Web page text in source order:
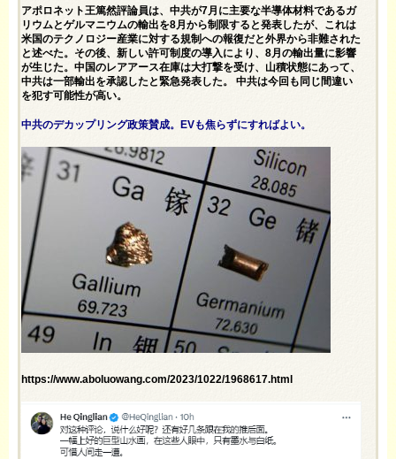
アポロネット王篤然評論員は、中共が7月に主要な半導体材料であるガ
リウムとゲルマニウムの輸出を8月から制限すると発表したが、これは
米国のテクノロジー産業に対する規制への報復だと外界から非難された
と述べた。その後、新しい許可制度の導入により、8月の輸出量に影響
が生じた。中国のレアアース在庫は大打撃を受け、山積状態にあって、
中共は一部輸出を承認したと緊急発表した。 中共は今回も同じ間違い
を犯す可能性が高い。
中共のデカップリング政策賛成。EVも焦らずにすればよい。
https://www.aboluowang.com/2023/1022/1968617.html